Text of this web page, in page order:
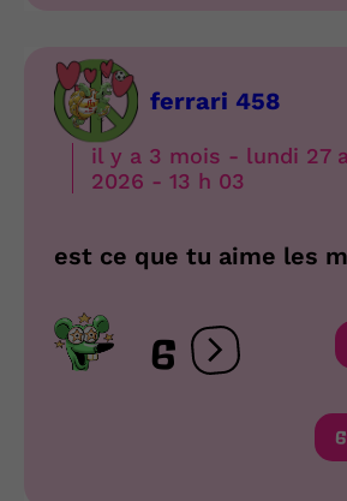
ferrari 458
il y a 3 mois - lundi 27
2026 - 13 h 03
est ce que tu aime les
6 Ouvrir les